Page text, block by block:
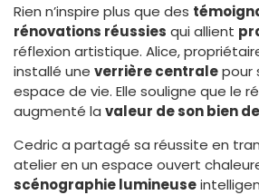
Rien n’inspire plus que des
rénovations réussies qui allient
réflexion artistique. Alice,
installé une verrière centralepour
espace de vie. Elle souligne que le
augmenté la valeur de son bien
Cedric a partagé sa réussite en
atelier en un espace ouvert
scénographie lumineuse